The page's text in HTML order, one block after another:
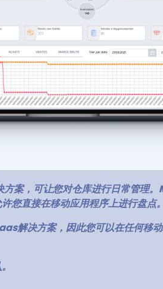
案，可让您对仓库进行日常管理
您直接在移动应用程序上进行盘点。
解决方案，因此您可以在任何移
。